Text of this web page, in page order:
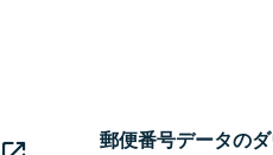
郵便番号データの